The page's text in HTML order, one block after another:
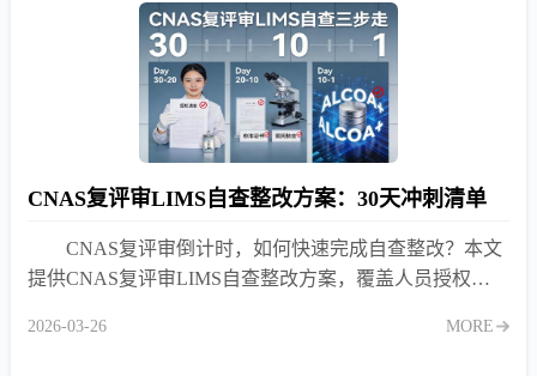
CNAS复评审LIMS自查整改方案：30天冲刺清单
CNAS复评审倒计时，如何快速完成自查整改？本文
提供CNAS复评审LIMS自查整改方案，覆盖人员授权、
审。
2026-03-26 MORE